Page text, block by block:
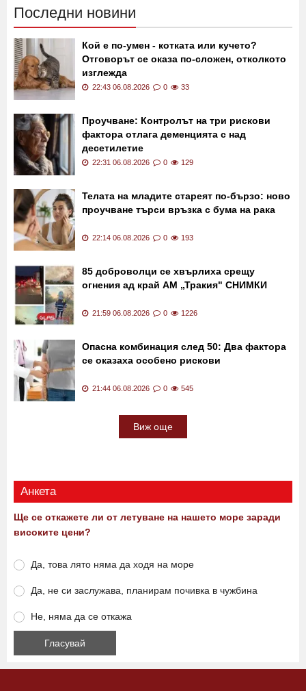
Последни новини
Кой е по-умен - котката или кучето?
Отговорът се оказа по-сложен, отколкото
изглежда
22:43 06.08.2026 0 33
Проучване: Контролът на три рискови
фактора отлага деменцията с над
десетилетие
22:31 06.08.2026 0 129
Телата на младите стареят по-бързо: ново
проучване търси връзка с бума на рака
22:14 06.08.2026 0 193
85 доброволци се хвърлиха срещу
огнения ад край АМ „Тракия" СНИМКИ
21:59 06.08.2026 0 1226
Опасна комбинация след 50: Два фактора
се оказаха особено рискови
21:44 06.08.2026 0 545
Виж още
Анкета
Ще се откажете ли от летуване на нашето море заради
високите цени?
Да, това лято няма да ходя на море
Да, не си заслужава, планирам почивка в чужбина
Не, няма да се откажа